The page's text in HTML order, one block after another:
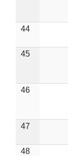
44
45
46
47
48